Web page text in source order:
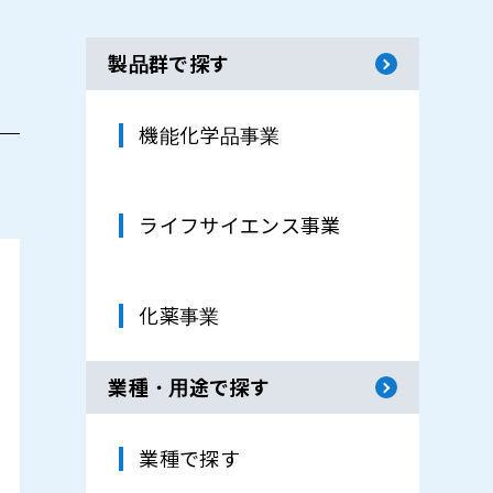
製品群で探す
機能化学品事業
ライフサイエンス事業
化薬事業
業種・用途で探す
業種で探す